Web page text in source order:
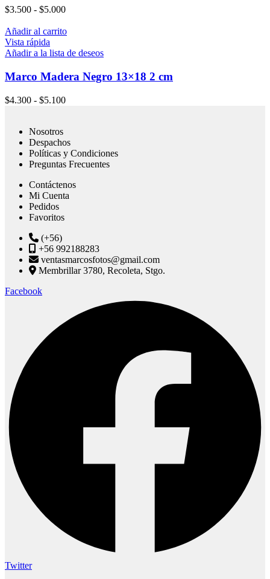
$3.500 - $5.000
Añadir al carrito
Vista rápida
Añadir a la lista de deseos
Marco Madera Negro 13×18 2 cm
$4.300 - $5.100
Nosotros
Despachos
Políticas y Condiciones
Preguntas Frecuentes
Contáctenos
Mi Cuenta
Pedidos
Favoritos
(+56)
+56 992188283
ventasmarcosfotos@gmail.com
Membrillar 3780, Recoleta, Stgo.
Facebook
Twitter